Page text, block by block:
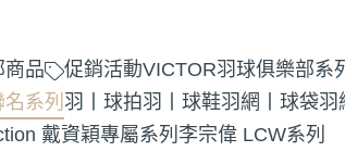
商品 促銷活動VICTOR羽球俱樂部系
系列 羽丨球拍羽丨球鞋羽網丨球袋羽
戴資穎專屬系列 李宗偉 LCW系列